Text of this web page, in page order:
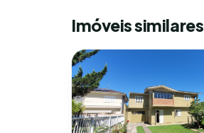
Imóveis similares